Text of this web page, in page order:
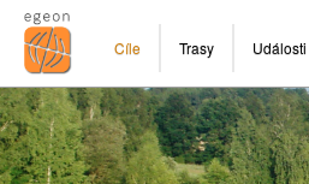
Cíle Trasy Události